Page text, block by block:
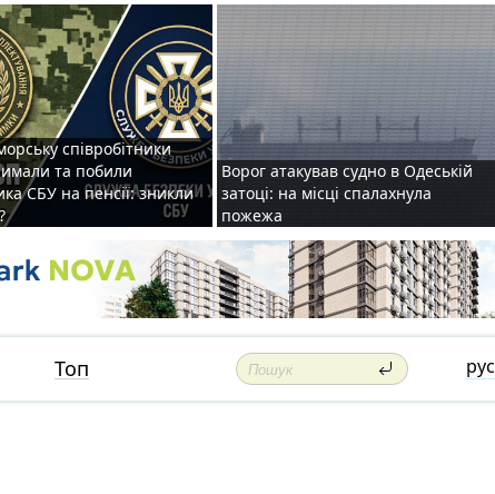
співробітники
та побили
СБУ на пенсії: зникли
Ворог атакував судно в Одеській
затоці: на місці спалахнула
пожежа
Топ рус